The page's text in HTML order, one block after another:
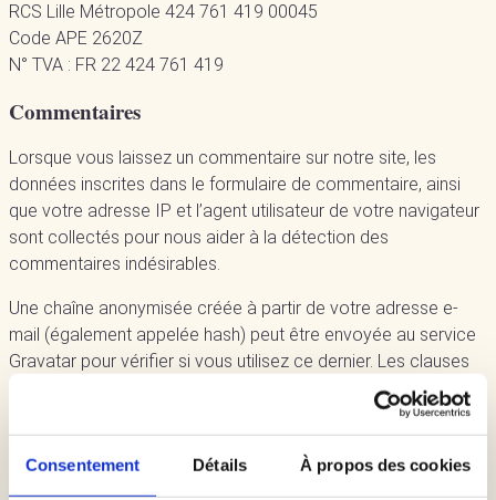
Consentement Détails À propos des cookies
RCS Lille Métropole 424 761 419 00045
Code APE 2620Z
N° TVA : FR 22 424 761 419
Commentaires
Lorsque vous laissez un commentaire sur notre site, les
données inscrites dans le formulaire de commentaire, ainsi
que votre adresse IP et l’agent utilisateur de votre navigateur
sont collectés pour nous aider à la détection des
commentaires indésirables.
Une chaîne anonymisée créée à partir de votre adresse e-
mail (également appelée hash) peut être envoyée au service
Gravatar pour vérifier si vous utilisez ce dernier. Les clauses
de confidentialité du service Gravatar sont disponibles ici :
https://automattic.com/privacy/. Après validation de votre
commentaire, votre photo de profil sera visible publiquement
à coté de votre commentaire.